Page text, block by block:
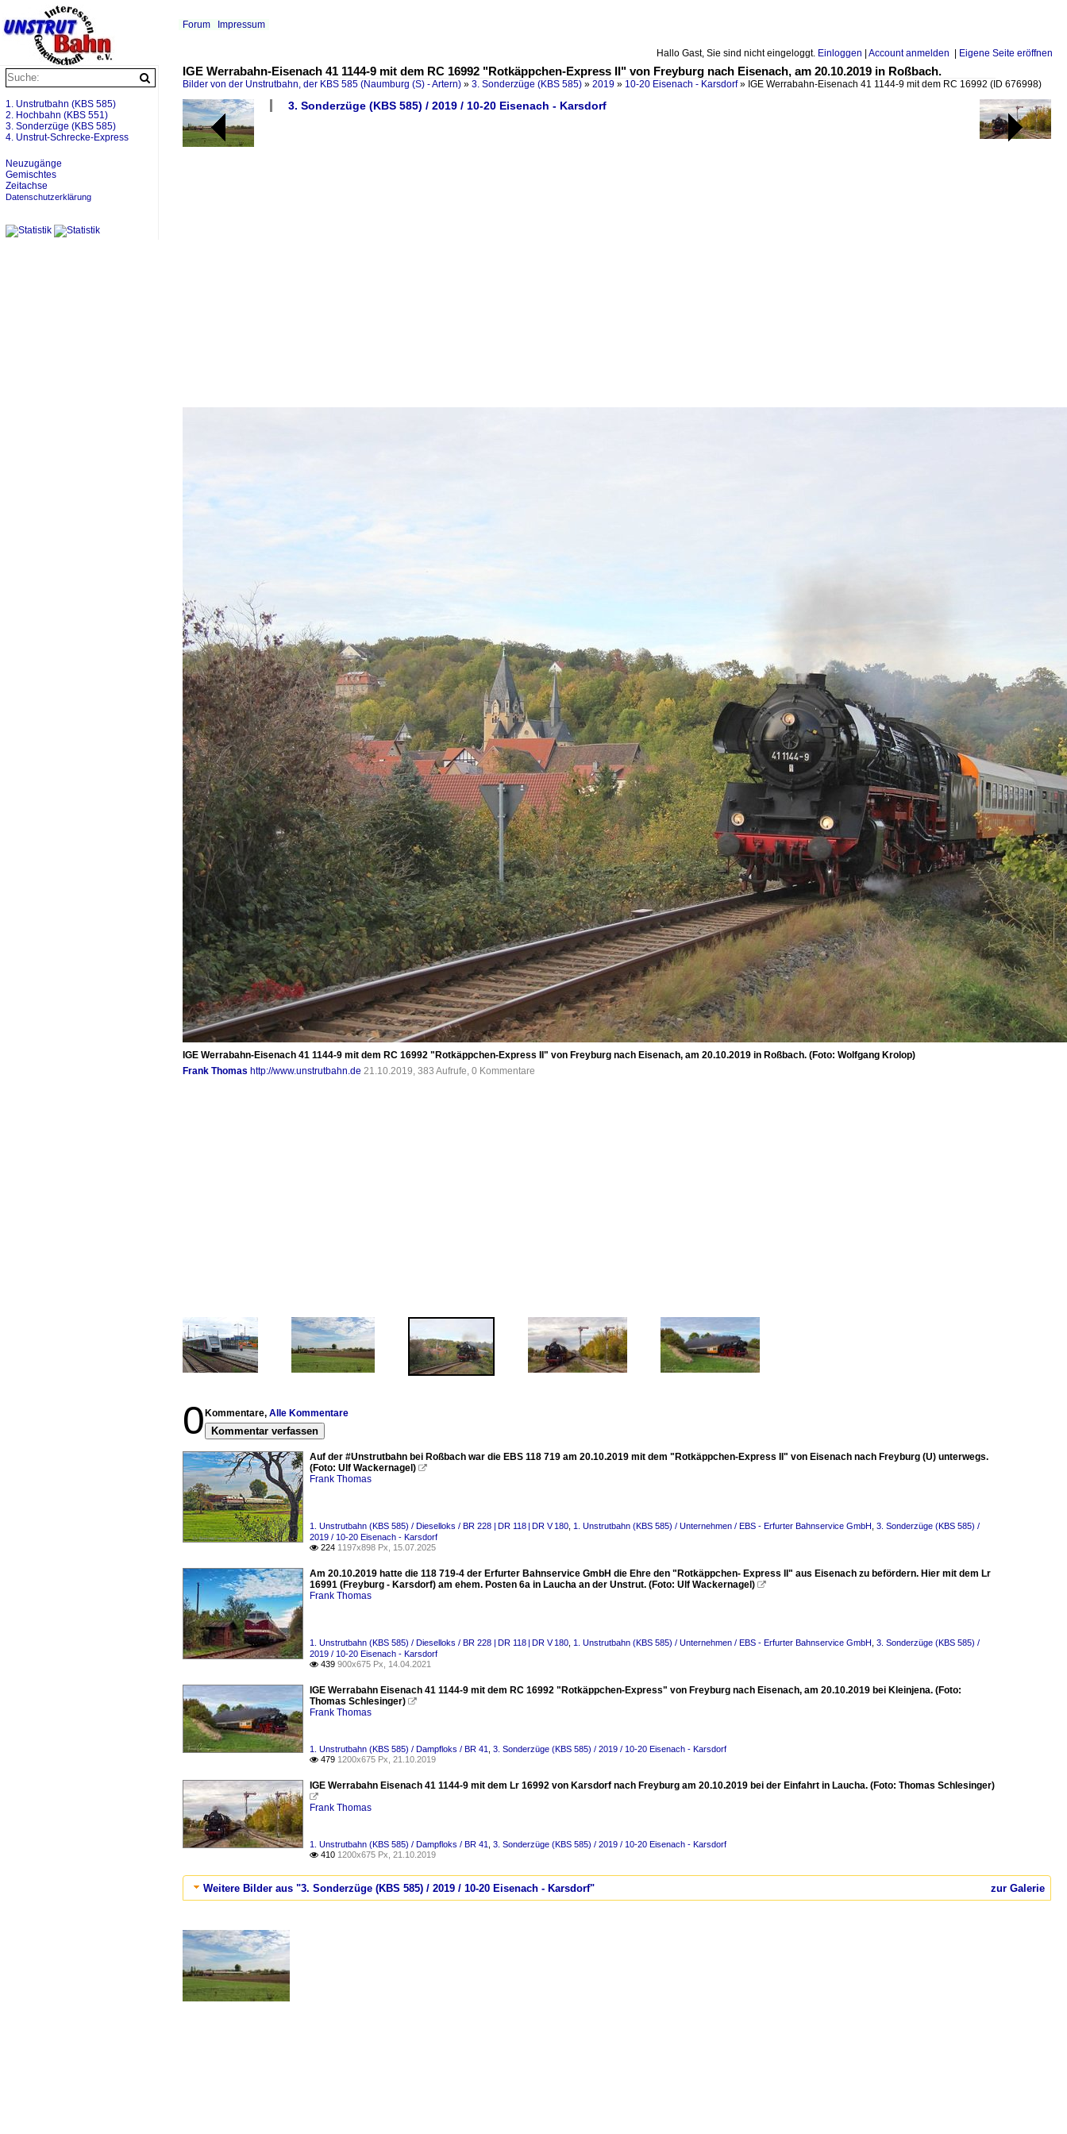
Hallo Gast, Sie sind nicht eingeloggt. Einloggen Account anmelden Eigene Seite eröffnen
Forum Impressum
IGE Werrabahn-Eisenach 41 1144-9 mit dem RC 16992 "Rotkäppchen-Express II" von Freyburg nach Eisenach, am 20.10.2019 in Roßbach.
Bilder von der Unstrutbahn, der KBS 585 (Naumburg (S) - Artern) » 3. Sonderzüge (KBS 585) » 2019 » 10-20 Eisenach - Karsdorf» IGE Werrabahn-Eisenach 41 1144-9 mit dem RC 16992 (ID 676998)
3. Sonderzüge (KBS 585) / 2019 / 10-20 Eisenach - Karsdorf
IGE Werrabahn-Eisenach 41 1144-9 mit dem RC 16992 "Rotkäppchen-Express II" von Freyburg nach Eisenach, am 20.10.2019 in Roßbach. (Foto: Wolfgang Krolop)
Frank Thomas http://www.unstrutbahn.de 21.10.2019, 383 Aufrufe, 0 Kommentare
0 Kommentare, Alle Kommentare
Kommentar verfassen
Auf der #Unstrutbahn bei Roßbach war die EBS 118 719 am 20.10.2019 mit dem "Rotkäppchen-Express II" von Eisenach nach Freyburg (U) unterwegs.
(Foto: Ulf Wackernagel) 
Frank Thomas
1. Unstrutbahn (KBS 585) / Dieselloks / BR 228 | DR 118 | DR V 180 1. Unstrutbahn (KBS 585) / Unternehmen / EBS - Erfurter Bahnservice GmbH 3. Sonderzüge (KBS 585) /
2019 / 10-20 Eisenach - Karsdorf
 224 1197x898 Px, 15.07.2025
Am 20.10.2019 hatte die 118 719-4 der Erfurter Bahnservice GmbH die Ehre den "Rotkäppchen- Express II" aus Eisenach zu befördern. Hier mit dem Lr
16991 (Freyburg - Karsdorf) am ehem. Posten 6a in Laucha an der Unstrut. (Foto: Ulf Wackernagel) 
Frank Thomas
1. Unstrutbahn (KBS 585) / Dieselloks / BR 228 | DR 118 | DR V 180 1. Unstrutbahn (KBS 585) / Unternehmen / EBS - Erfurter Bahnservice GmbH 3. Sonderzüge (KBS 585) /
2019 / 10-20 Eisenach - Karsdorf
 439 900x675 Px, 14.04.2021
IGE Werrabahn Eisenach 41 1144-9 mit dem RC 16992 "Rotkäppchen-Express" von Freyburg nach Eisenach, am 20.10.2019 bei Kleinjena. (Foto:
Thomas Schlesinger) 
Frank Thomas
1. Unstrutbahn (KBS 585) / Dampfloks / BR 41 3. Sonderzüge (KBS 585) / 2019 / 10-20 Eisenach - Karsdorf
 479 1200x675 Px, 21.10.2019
IGE Werrabahn Eisenach 41 1144-9 mit dem Lr 16992 von Karsdorf nach Freyburg am 20.10.2019 bei der Einfahrt in Laucha. (Foto: Thomas Schlesinger)

Frank Thomas
1. Unstrutbahn (KBS 585) / Dampfloks / BR 41 3. Sonderzüge (KBS 585) / 2019 / 10-20 Eisenach - Karsdorf
 410 1200x675 Px, 21.10.2019
zur Galerie
Weitere Bilder aus "3. Sonderzüge (KBS 585) / 2019 / 10-20 Eisenach - Karsdorf"
1. Unstrutbahn (KBS 585)
2. Hochbahn (KBS 551)
3. Sonderzüge (KBS 585)
4. Unstrut-Schrecke-Express
Neuzugänge
Gemischtes
Zeitachse
Datenschutzerklärung